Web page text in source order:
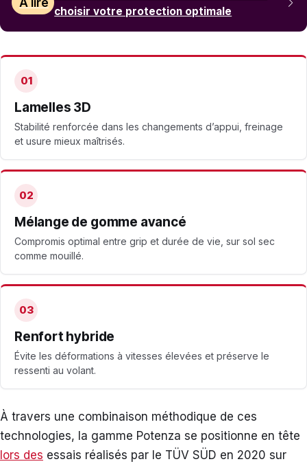
choisir votre protection optimale
01
Lamelles 3D
Stabilité renforcée dans les changements d’appui, freinage
et usure mieux maîtrisés.
02
Mélange de gomme avancé
Compromis optimal entre grip et durée de vie, sur sol sec
comme mouillé.
03
Renfort hybride
Évite les déformations à vitesses élevées et préserve le
ressenti au volant.
À travers une combinaison méthodique de ces
technologies, la gamme Potenza se positionne en tête
lors des essais réalisés par le TÜV SÜD en 2020 sur